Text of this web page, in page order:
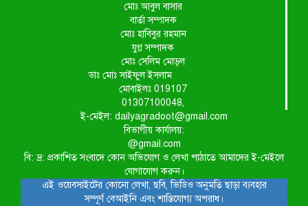
মোঃ আবুল বাসার
বার্তা সম্পাদক
মোঃ হাবিবুর রহমান
যুগ্ন সম্পাদক
মোঃ সেলিম মোড়ল
ডাঃ মোঃ সাইফুল ইসলাম
মোবাইলঃ 019107
01307100048,
ই-মেইল: dailyagradoot@gmail.com
বিভাগীয় কার্যালয়:
@gmail.com
বি: দ্র: প্রকাশিত সংবাদে কোন অভিযোগ ও লেখা পাঠাতে আমাদের ই-মেইলে
যোগাযোগ করুন।
এই ওয়েবসাইটের কোনো লেখা, ছবি, ভিডিও অনুমতি ছাড়া ব্যবহার
সম্পূর্ণ বেআইনি এবং শাস্তিযোগ্য অপরাধ।